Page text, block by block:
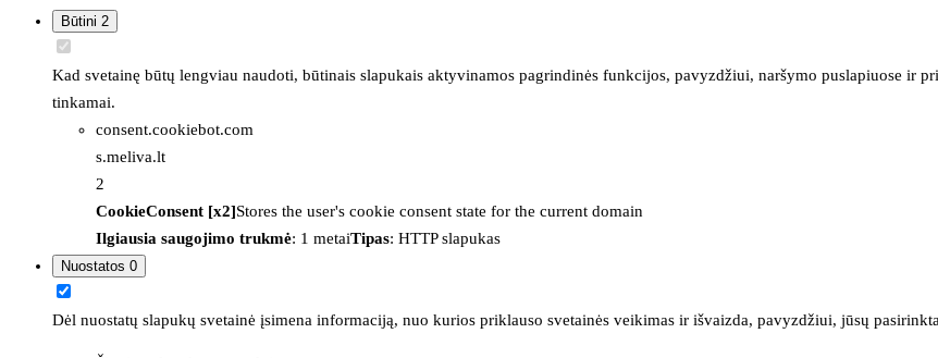
Būtini 2
Kad svetainę būtų lengviau naudoti, būtinais slapukais aktyvinamos pagrindinės funkcijos, pavyzdžiui, naršymo puslapiuose ir
tinkamai.
consent.cookiebot.com
s.meliva.lt
2
CookieConsent [x2]Stores the user's cookie consent state for the current domain
Ilgiausia saugojimo trukmė: 1 metaiTipas: HTTP slapukas
Nuostatos 0
Dėl nuostatų slapukų svetainė įsimena informaciją, nuo kurios priklauso svetainės veikimas ir išvaizda, pavyzdžiui, jūsų